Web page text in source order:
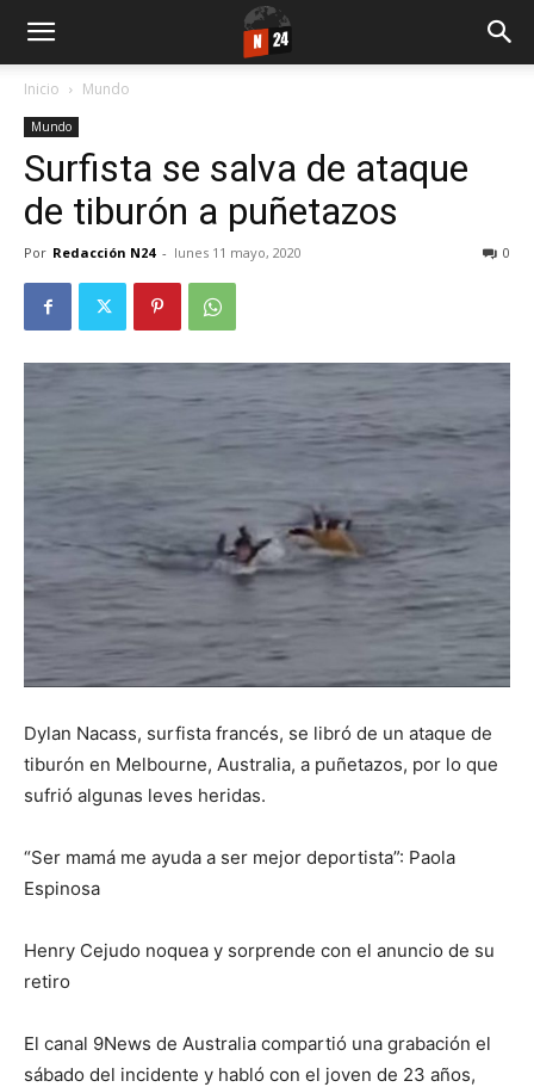
Inicio Mundo
Mundo
Surfista se salva de ataque
de tiburón a puñetazos
Por Redacción N24 - lunes 11 mayo, 2020 0
Dylan Nacass, surfista francés, se libró de un ataque de
tiburón en Melbourne, Australia, a puñetazos, por lo que
sufrió algunas leves heridas.
“Ser mamá me ayuda a ser mejor deportista”: Paola
Espinosa
Henry Cejudo noquea y sorprende con el anuncio de su
retiro
El canal 9News de Australia compartió una grabación el
sábado del incidente y habló con el joven de 23 años,